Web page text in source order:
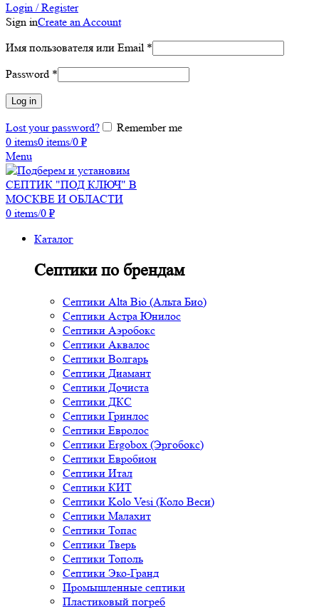
Login / Register
Sign inCreate an Account
Имя пользователя или Email *
Password *
Log in
Lost your password?
Remember me
0 items0 items/0 ₽
Menu
0 items/0 ₽
Каталог
Септики по брендам
Септики Alta Bio (Альта Био)
Септики Астра Юнилос
Септики Аэробокс
Септики Аквалос
Септики Волгарь
Септики Диамант
Септики Дочиста
Септики ДКС
Септики Гринлос
Септики Евролос
Септики Ergobox (Эргобокс)
Септики Евробион
Септики Итал
Септики КИТ
Септики Kolo Vesi (Коло Веси)
Септики Малахит
Септики Топас
Септики Тверь
Септики Тополь
Септики Эко-Гранд
Промышленные септики
Пластиковый погреб